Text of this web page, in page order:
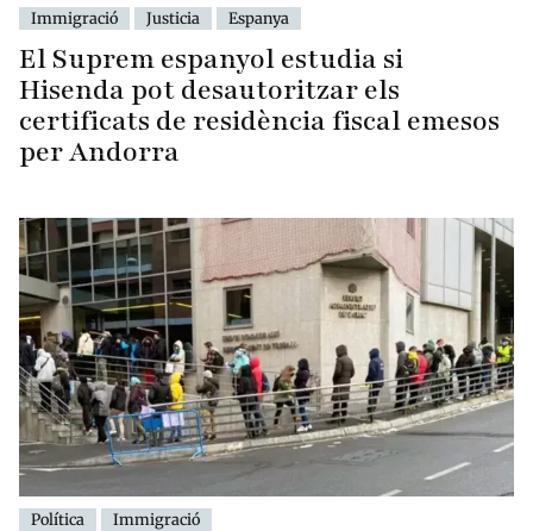
Immigració Justicia Espanya
El Suprem espanyol estudia si
Hisenda pot desautoritzar els
certificats de residència fiscal emesos
per Andorra
Política Immigració